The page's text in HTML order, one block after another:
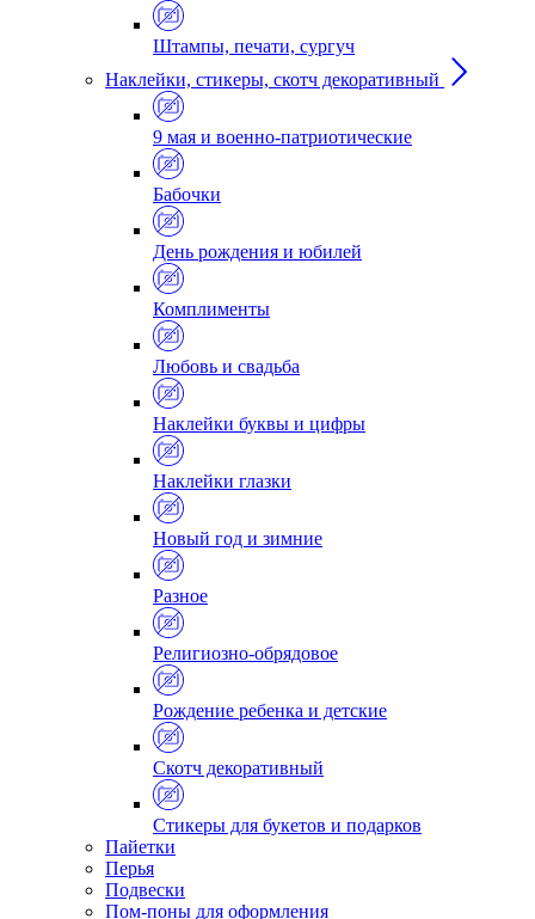
Штампы, печати, сургуч
Наклейки, стикеры, скотч декоративный
9 мая и военно-патриотические
Бабочки
День рождения и юбилей
Комплименты
Любовь и свадьба
Наклейки буквы и цифры
Наклейки глазки
Новый год и зимние
Разное
Религиозно-обрядовое
Рождение ребенка и детские
Скотч декоративный
Стикеры для букетов и подарков
Пайетки
Перья
Подвески
Пом-поны для оформления